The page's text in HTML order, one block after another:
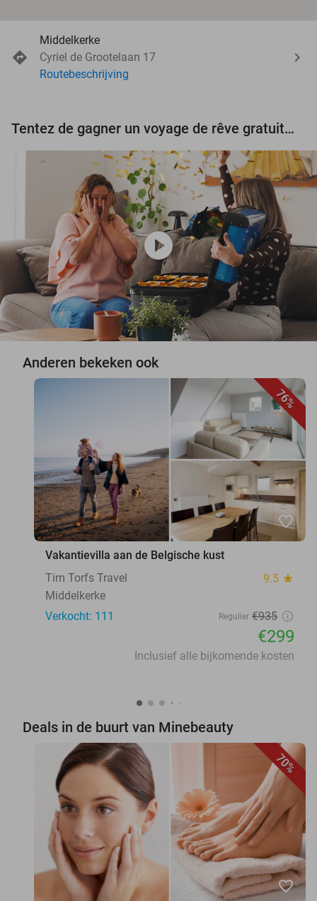
Middelkerke
Cyriel de Grootelaan 17
Routebeschrijving
Tentez de gagner un voyage de rêve gratuit d'une valeur de 3.000 € !
play_circle
Anderen bekeken ook
76%
favorite_border
Vakantievilla aan de Belgische kust
Tim Torfs Travel
9.5 star
Middelkerke
Verkocht: 111
Regulier €935
€299
Inclusief alle bijkomende kosten
Deals in de buurt van Minebeauty
70%
favorite_border